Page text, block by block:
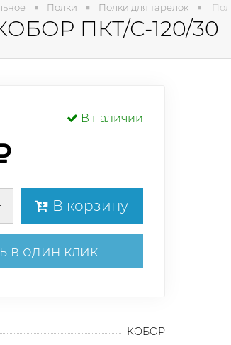
Полки Полки для тарелок
ПКТ/С-120/30
В наличии
В корзину
в один клик
КОБОР